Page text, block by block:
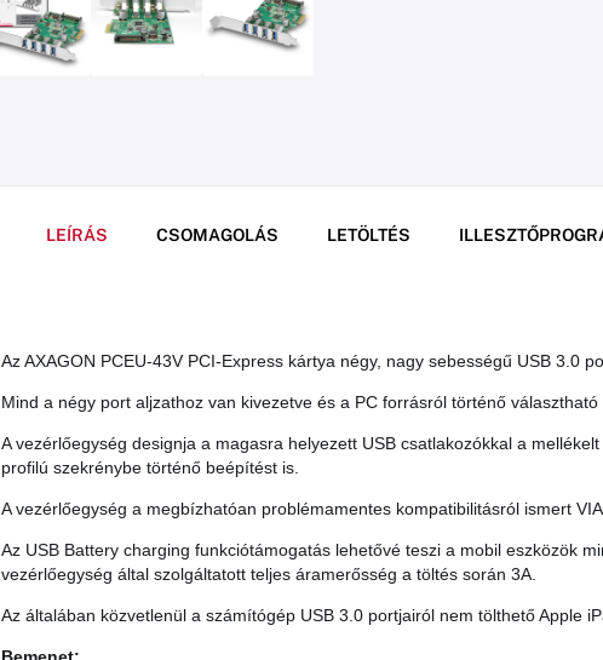
LEÍRÁS CSOMAGOLÁS LETÖLTÉS
Az AXAGON PCEU-43V PCI-Express kártya négy, nagy sebességű USB 3.0
Mind a négy port aljzathoz van kivezetve és a PC forrásról történő
A vezérlőegység designja a magasra helyezett USB csatlakozókkal a
profilú szekrénybe történő beépítést is.
A vezérlőegység a megbízhatóan problémamentes kompatibilitásról ismert
Az USB Battery charging funkciótámogatás lehetővé teszi a mobil eszközök
vezérlőegység által szolgáltatott teljes áramerősség a töltés során 3A.
Az általában közvetlenül a számítógép USB 3.0 portjairól nem tölthető Apple